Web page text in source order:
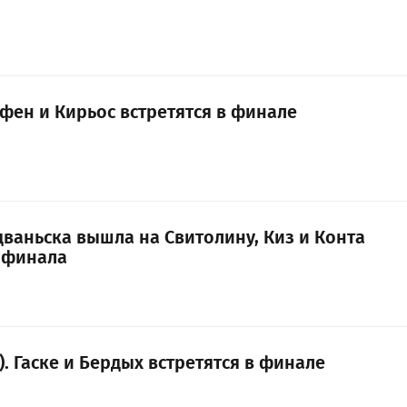
и Кирьос встретятся в финале
вышла на Свитолину, Киз и Конта
финала
Гаске и Бердых встретятся в финале